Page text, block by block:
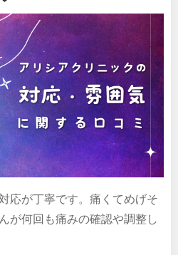
応が丁寧です。痛くてめげそ
が何回も痛みの確認や調整し